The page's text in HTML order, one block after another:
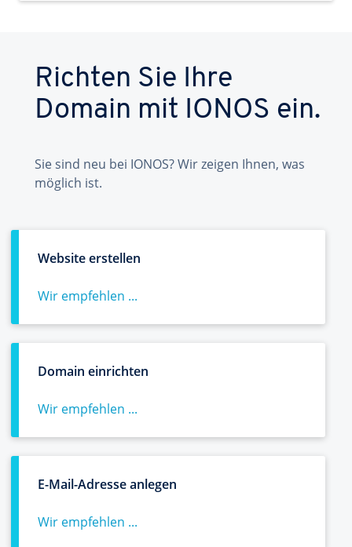
Richten Sie Ihre
Domain mit IONOS ein.
Sie sind neu bei IONOS? Wir zeigen Ihnen, was
möglich ist.
Website erstellen
Wir empfehlen ...
Domain einrichten
Wir empfehlen ...
E-Mail-Adresse anlegen
Wir empfehlen ...